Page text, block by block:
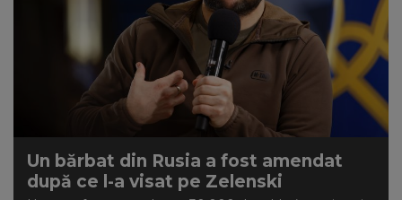
Un bărbat din Rusia a fost amendat
după ce l-a visat pe Zelenski